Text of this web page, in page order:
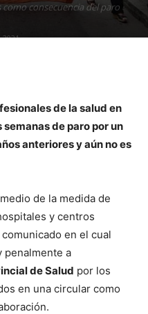
consecuencia del paro
de la salud en
de paro por un
anteriores y aún no es
de la medida de
y centros
en el cual
penalmente a
de Salud por los
en una circular como